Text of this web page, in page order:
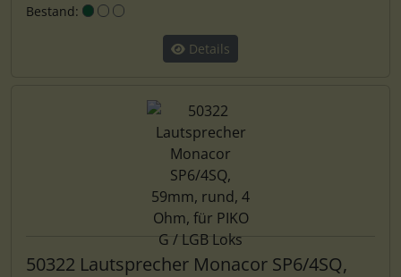
Bestand:
Details
50322 Lautsprecher Monacor SP6/4SQ,